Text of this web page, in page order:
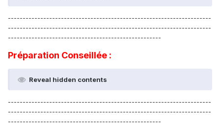
---------------------------------------------------------------------
---------------------------------------------------------------------
----------------------------------------------------
Préparation Conseillée :
Reveal hidden contents
---------------------------------------------------------------------
---------------------------------------------------------------------
----------------------------------------------------